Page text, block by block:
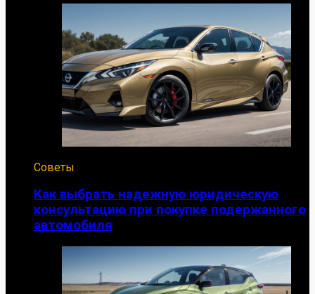
Советы
Как выбрать надежную юридическую
консультацию при покупке подержанного
автомобиля